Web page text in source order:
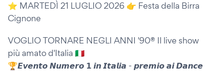
⭐️ MARTEDÌ 21 LUGLIO 2026 👉 Festa della Birra
Cignone
VOGLIO TORNARE NEGLI ANNI '90®️ Il live show
più amato d'Italia 🇮🇹
🏆𝙀𝙫𝙚𝙣𝙩𝙤 𝙉𝙪𝙢𝙚𝙧𝙤 𝟭 𝙞𝙣 𝙄𝙩𝙖𝙡𝙞𝙖 - 𝙥𝙧𝙚𝙢𝙞𝙤 𝙖𝙞 𝘿𝙖𝙣𝙘𝙚